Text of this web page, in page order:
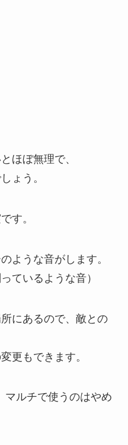
ほぼ無理で、
ょう。
す。
ような音がします。
ているような音）
にあるので、敵との
更もできます。
マルチで使うのはやめ